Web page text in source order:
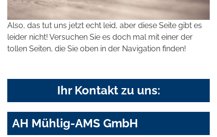
Also, das tut uns jetzt echt leid, aber diese Seite gibt es
leider nicht! Versuchen Sie es doch mal mit einer der
tollen Seiten, die Sie oben in der Navigation finden!
Ihr Kontakt zu uns:
AH Mühlig-AMS GmbH